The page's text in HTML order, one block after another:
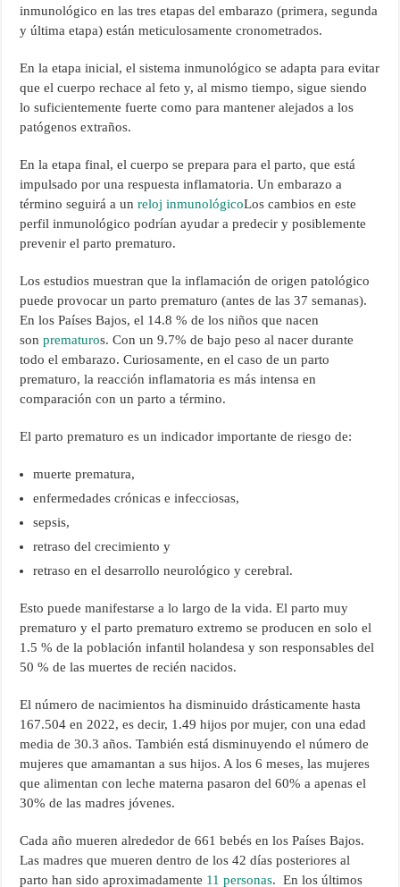
inmunológico en las tres etapas del embarazo (primera, segunda
y última etapa) están meticulosamente cronometrados.
En la etapa inicial, el sistema inmunológico se adapta para evitar
que el cuerpo rechace al feto y, al mismo tiempo, sigue siendo
lo suficientemente fuerte como para mantener alejados a los
patógenos extraños.
En la etapa final, el cuerpo se prepara para el parto, que está
impulsado por una respuesta inflamatoria. Un embarazo a
término seguirá a unreloj inmunológicoLos cambios en este
perfil inmunológico podrían ayudar a predecir y posiblemente
prevenir el parto prematuro.
Los estudios muestran que la inflamación de origen patológico
puede provocar un parto prematuro (antes de las 37 semanas).
En los Países Bajos, el 14.8 % de los niños que nacen
sonprematuros. Con un 9.7% de bajo peso al nacer durante
todo el embarazo. Curiosamente, en el caso de un parto
prematuro, la reacción inflamatoria es más intensa en
comparación con un parto a término.
El parto prematuro es un indicador importante de riesgo de:
muerte prematura,
enfermedades crónicas e infecciosas,
sepsis,
retraso del crecimiento y
retraso en el desarrollo neurológico y cerebral.
Esto puede manifestarse a lo largo de la vida. El parto muy
prematuro y el parto prematuro extremo se producen en solo el
1.5 % de la población infantil holandesa y son responsables del
50 % de las muertes de recién nacidos.
El número de nacimientos ha disminuido drásticamente hasta
167.504 en 2022, es decir, 1.49 hijos por mujer, con una edad
media de 30.3 años. También está disminuyendo el número de
mujeres que amamantan a sus hijos. A los 6 meses, las mujeres
que alimentan con leche materna pasaron del 60% a apenas el
30% de las madres jóvenes.
Cada año mueren alrededor de 661 bebés en los Países Bajos.
Las madres que mueren dentro de los 42 días posteriores al
parto han sido aproximadamente 11 personas. En los últimos